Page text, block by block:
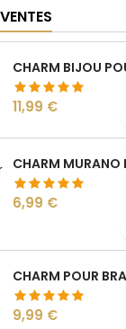
Prix
11,99 €
Prix
6,99 €
Prix
9,99 €